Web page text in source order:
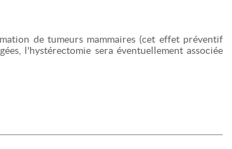
de tumeurs mammaires (cet effet préventif
l'hystérectomie sera éventuellement associée